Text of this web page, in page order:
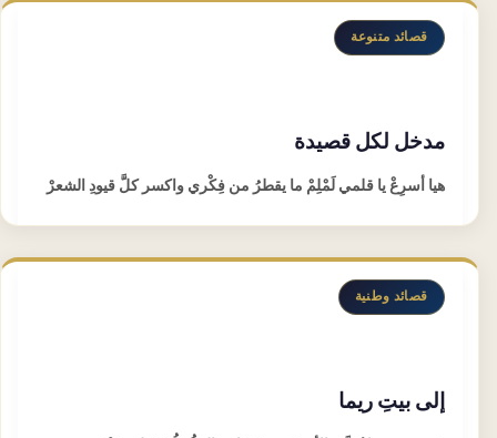
قصائد متنوعة
مدخل لكل قصيدة
هيا أسرِعْ يا قلمي لَمْلِمْ ما يقطرُ من فِكْري واكسر كلَّ قيودِ الشعرْ
قصائد وطنية
إلى بيتِ ريما